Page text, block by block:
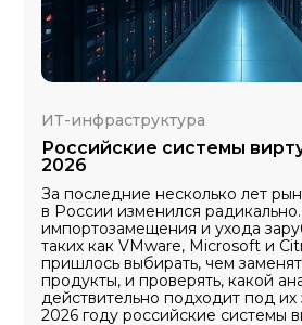
ИТ-инфраструктура
Российские системы
2026
За последние несколько лет
в России изменился
импортозамещения и ухода
таких как VMware, Microsoft и
пришлось выбирать, чем
продукты, и проверять, какой
действительно подходит под их
2026 году российские системы